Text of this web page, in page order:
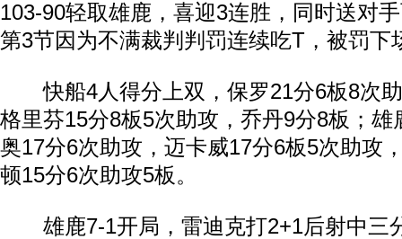
103-90轻取雄鹿，喜迎3连胜，同时送对
第3节因为不满裁判判罚连续吃T，被罚下
快船4人得分上双，保罗21分6板8次助
格里芬15分8板5次助攻，乔丹9分8板；雄
奥17分6次助攻，迈卡威17分6板5次助攻
顿15分6次助攻5板。
雄鹿7-1开局，雷迪克打2+1后射中三